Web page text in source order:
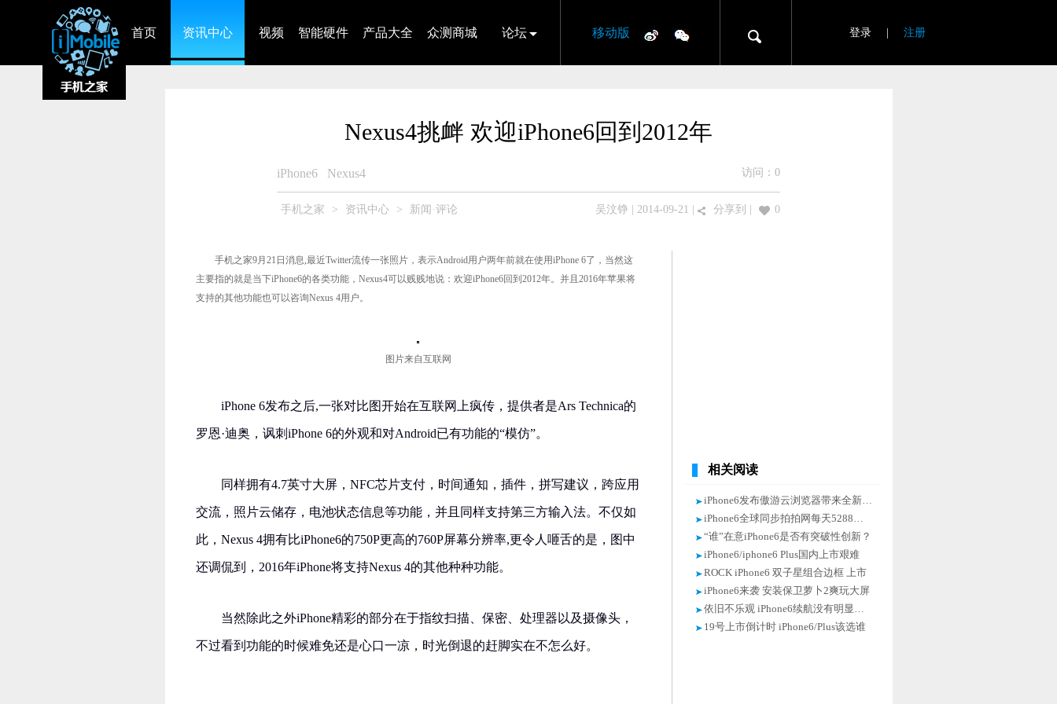
首页 资讯中心 视频 智能硬件 产品大全 众测商城 论坛 移动版 登录 注册
Nexus4挑衅 欢迎iPhone6回到2012年
iPhone6 Nexus4 访问： 0
手机之家 > 资讯中心 > 新闻·评论 吴汶铮 | 2014-09-21 | 分享到 0
手机之家9月21日消息,最近Twitter流传一张照片，表示Android用户两年前就在使用iPhone 6了，当然这
主要指的就是当下iPhone6的各类功能，Nexus4可以贱贱地说：欢迎iPhone6回到2012年。并且2016年苹果将
支持的其他功能也可以咨询Nexus 4用户。
图片来自互联网
iPhone 6发布之后,一张对比图开始在互联网上疯传，提供者是Ars Technica的
罗恩·迪奥，讽刺iPhone 6的外观和对Android已有功能的“模仿”。
同样拥有4.7英寸大屏，NFC芯片支付，时间通知，插件，拼写建议，跨应用
交流，照片云储存，电池状态信息等功能，并且同样支持第三方输入法。不仅如
此，Nexus 4拥有比iPhone6的750P更高的760P屏幕分辨率,更令人咂舌的是，图中
还调侃到，2016年iPhone将支持Nexus 4的其他种种功能。
当然除此之外iPhone精彩的部分在于指纹扫描、保密、处理器以及摄像头，
不过看到功能的时候难免还是心口一凉，时光倒退的赶脚实在不怎么好。
相关阅读
iPhone6发布傲游云浏览器带来全新体验
iPhone6全球同步拍拍网每天5288抢不停
“谁”在意iPhone6是否有突破性创新？
iPhone6/iphone6 Plus国内上市艰难
ROCK iPhone6 双子星组合边框 上市
iPhone6来袭 安装保卫萝卜2爽玩大屏
依旧不乐观 iPhone6续航没有明显改善
19号上市倒计时 iPhone6/Plus该选谁